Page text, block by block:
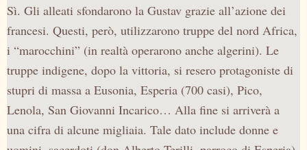
Sì. Gli alleati sfondarono la Gustav grazie all’azione dei
francesi. Questi, però, utilizzarono truppe del nord Africa,
i “marocchini” (in realtà operarono anche algerini). Le
truppe indigene, dopo la vittoria, si resero protagoniste di
stupri di massa a Eusonia, Esperia (700 casi), Pico,
Lenola, San Giovanni Incarico… Alla fine si arriverà a
una cifra di alcune migliaia. Tale dato include donne e